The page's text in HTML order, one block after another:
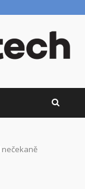
nečekaně